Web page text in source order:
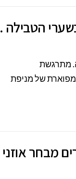
הטבילה .
מתרגשת
של מניפת
מבחר אוזני